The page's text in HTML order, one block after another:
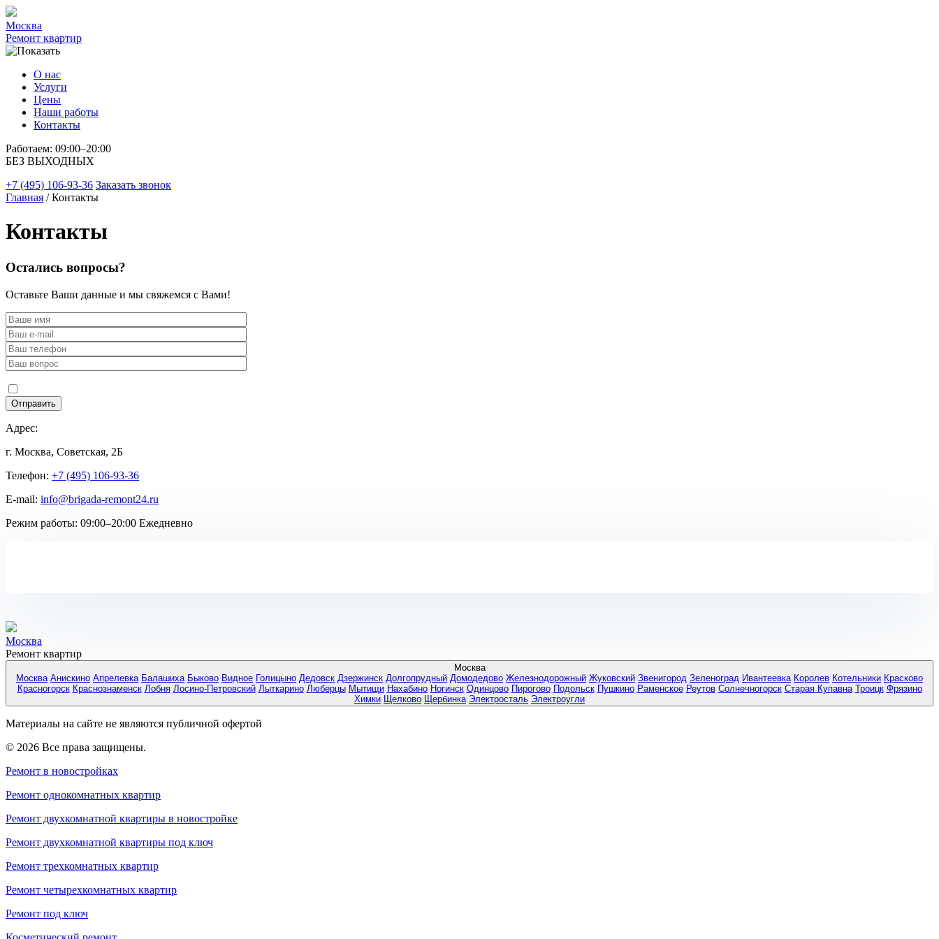
Москва
Ремонт квартир
О нас
Услуги
Цены
Наши работы
Контакты
Работаем: 09:00–20:00
БЕЗ ВЫХОДНЫХ
+7 (495) 106-93-36 Заказать звонок
Главная / Контакты
Контакты
Остались вопросы?
Оставьте Ваши данные и мы свяжемся с Вами!
Адрес:
г. Москва, Советская, 2Б
Телефон: +7 (495) 106-93-36
E-mail: info@brigada-remont24.ru
Режим работы: 09:00–20:00 Ежедневно
Москва
Ремонт квартир
Москва
Москва Анискино Апрелевка Балашиха Быково Видное Голицыно Дедовск Дзержинск Долгопрудный Домодедово Железнодорожный Жуковский Звенигород Зеленоград Ивантеевка Королев Котельники Красково
Красногорск Краснознаменск Лобня Лосино-Петровский Лыткарино Люберцы Мытищи Нахабино Ногинск Одинцово Пирогово Подольск Пушкино Раменское Реутов Солнечногорск Старая Купавна Троицк Фрязино
Химки Щелково Щербинка Электросталь Электроугли
Материалы на сайте не являются публичной офертой
© 2026 Все права защищены.
Ремонт в новостройках
Ремонт однокомнатных квартир
Ремонт двухкомнатной квартиры в новостройке
Ремонт двухкомнатной квартиры под ключ
Ремонт трехкомнатных квартир
Ремонт четырехкомнатных квартир
Ремонт под ключ